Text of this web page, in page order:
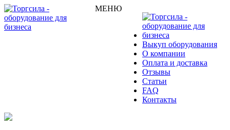
МЕНЮ
Выкуп оборудования
О компании
Оплата и доставка
Отзывы
Статьи
FAQ
Контакты